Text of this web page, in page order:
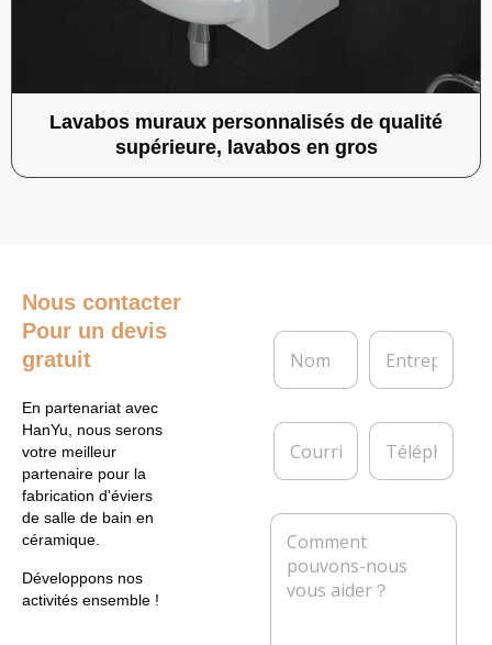
Lavabos muraux personnalisés de qualité
supérieure, lavabos en gros
Nous contacter
Pour un devis
gratuit
En partenariat avec
HanYu, nous serons
votre meilleur
partenaire pour la
fabrication d'éviers
de salle de bain en
céramique.
Développons nos
activités ensemble !
N
m
E
t
e
C
u
r
T
l
p
n
e
M